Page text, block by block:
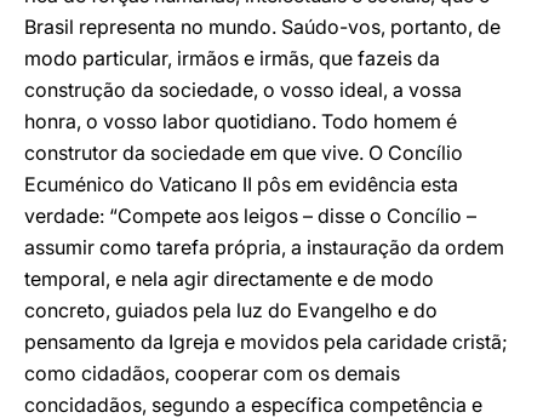
Brasil representa no mundo. Saúdo-vos, portanto, de
modo particular, irmãos e irmãs, que fazeis da
construção da sociedade, o vosso ideal, a vossa
honra, o vosso labor quotidiano. Todo homem é
construtor da sociedade em que vive. O Concílio
Ecuménico do Vaticano II pôs em evidência esta
verdade: “Compete aos leigos – disse o Concílio –
assumir como tarefa própria, a instauração da ordem
temporal, e nela agir directamente e de modo
concreto, guiados pela luz do Evangelho e do
pensamento da Igreja e movidos pela caridade cristã;
como cidadãos, cooperar com os demais
concidadãos, segundo a específica competência e